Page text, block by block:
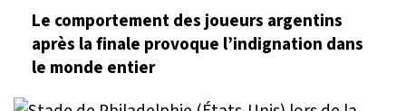
Le comportement des joueurs argentins
après la finale provoque l’indignation dans
le monde entier